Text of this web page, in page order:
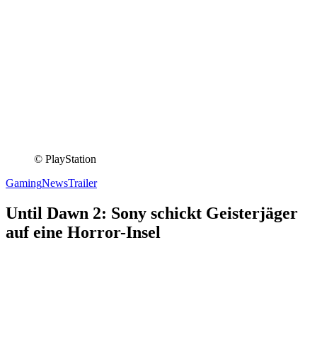
© PlayStation
GamingNewsTrailer
Until Dawn 2: Sony schickt Geisterjäger
auf eine Horror-Insel